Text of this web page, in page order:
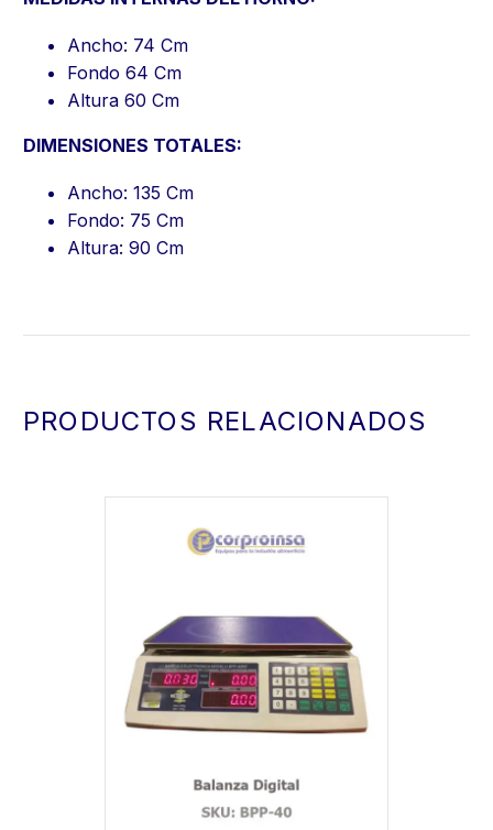
Ancho: 74 Cm
Fondo 64 Cm
Altura 60 Cm
DIMENSIONES TOTALES:
Ancho: 135 Cm
Fondo: 75 Cm
Altura: 90 Cm
PRODUCTOS RELACIONADOS